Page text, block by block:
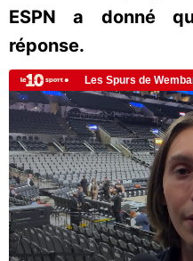
ESPN a donné
réponse.